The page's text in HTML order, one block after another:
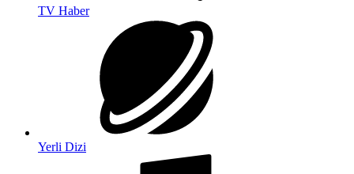
TV Haber
Yerli Dizi